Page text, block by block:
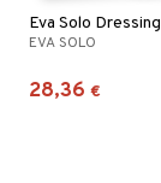
EVA SOLO
28,36 €